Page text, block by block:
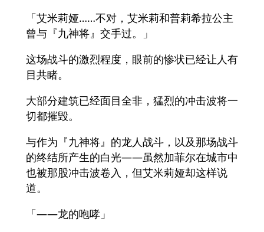
「艾米莉娅……不对，艾米莉和普莉希拉公主
曾与『九神将』交手过。」
这场战斗的激烈程度，眼前的惨状已经让人有
目共睹。
大部分建筑已经面目全非，猛烈的冲击波将一
切都摧毁。
与作为『九神将』的龙人战斗，以及那场战斗
的终结所产生的白光——虽然加菲尔在城市中
也被那股冲击波卷入，但艾米莉娅却这样说
道。
「――龙的咆哮」